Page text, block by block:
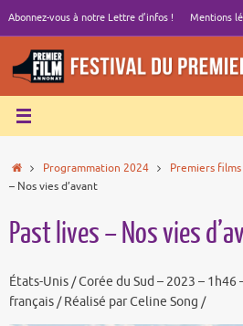
contenu
Abonnez-vous à notre Lettre d’infos ! Mentions
AccueilProgrammation 2024 Premiers
– Nos vies d’avant
Past lives – Nos vies
États-Unis / Corée du Sud – 2023 – 1h46
français / Réalisé par Celine Song /